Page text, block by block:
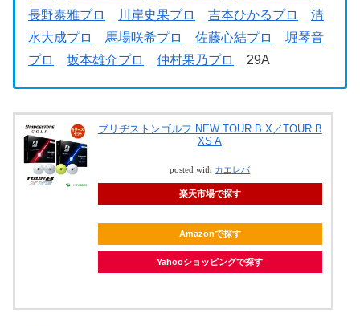
長野泰雅プロ
川岸史果プロ 吉本ひかるプロ
清
水大成プロ
馬場咲希プロ 佐藤心結プロ
堀琴音
プロ
坂本雄介プロ 仲村果乃プロ 29A
ブリヂストンゴルフ NEW TOUR B X／TOUR B
XS A
posted with カエレバ
楽天市場で探す
Amazonで探す
Yahooショッピングで探す